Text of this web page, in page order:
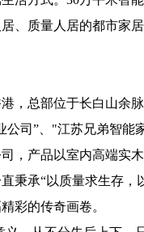
、质量人居的都市家
总部位于长白山余
公司”、"江苏兄弟智
，产品以室内高端实
秉承“以质量求生存
彩的传奇画卷。